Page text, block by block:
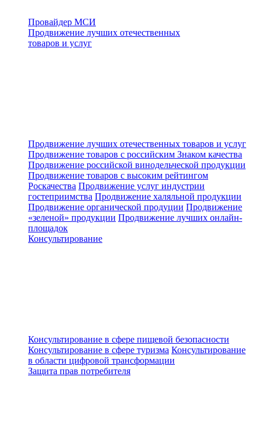
Провайдер МСИ
Продвижение лучших отечественных
товаров и услуг
Продвижение лучших отечественных товаров и услуг
Продвижение товаров с российским Знаком качества
Продвижение российской винодельческой продукции
Продвижение товаров с высоким рейтингом
Роскачества Продвижение услуг индустрии
гостеприимства Продвижение халяльной продукции
Продвижение органической продуции Продвижение
«зеленой» продукции Продвижение лучших онлайн-
площадок
Консультирование
Консультирование в сфере пищевой безопасности
Консультирование в сфере туризма Консультирование
в области цифровой трансформации
Защита прав потребителя